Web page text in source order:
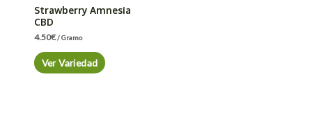
Strawberry Amnesia
CBD
4.50€/ Gramo
Ver Variedad